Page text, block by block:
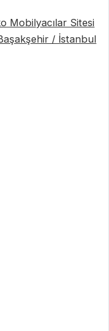
Mobilyacılar Sitesi
/ İstanbul